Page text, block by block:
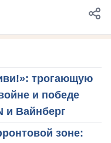
трогающую
и победе
и Вайнберг
зоне: